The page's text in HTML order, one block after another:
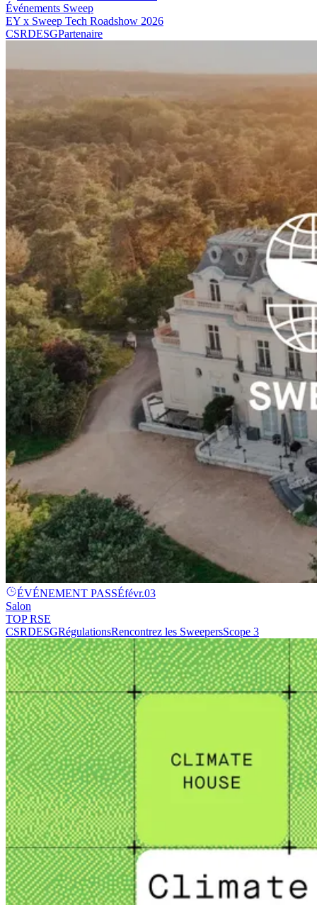
Événements Sweep
EY x Sweep Tech Roadshow 2026
CSRDESGPartenaire
ÉVÉNEMENT PASSÉfévr.03
Salon
TOP RSE
CSRDESGRégulationsRencontrez les SweepersScope 3